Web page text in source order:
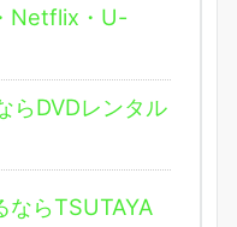
Netflix・U-
らDVDレンタル
ならTSUTAYA